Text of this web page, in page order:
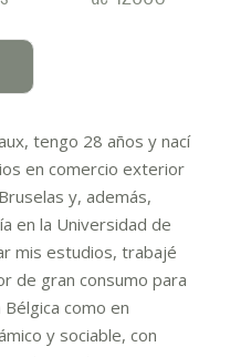
tengo 28 años y nací
en comercio exterior
y, además,
en la Universidad de
mis estudios, trabajé
de gran consumo para
como en
y sociable, con